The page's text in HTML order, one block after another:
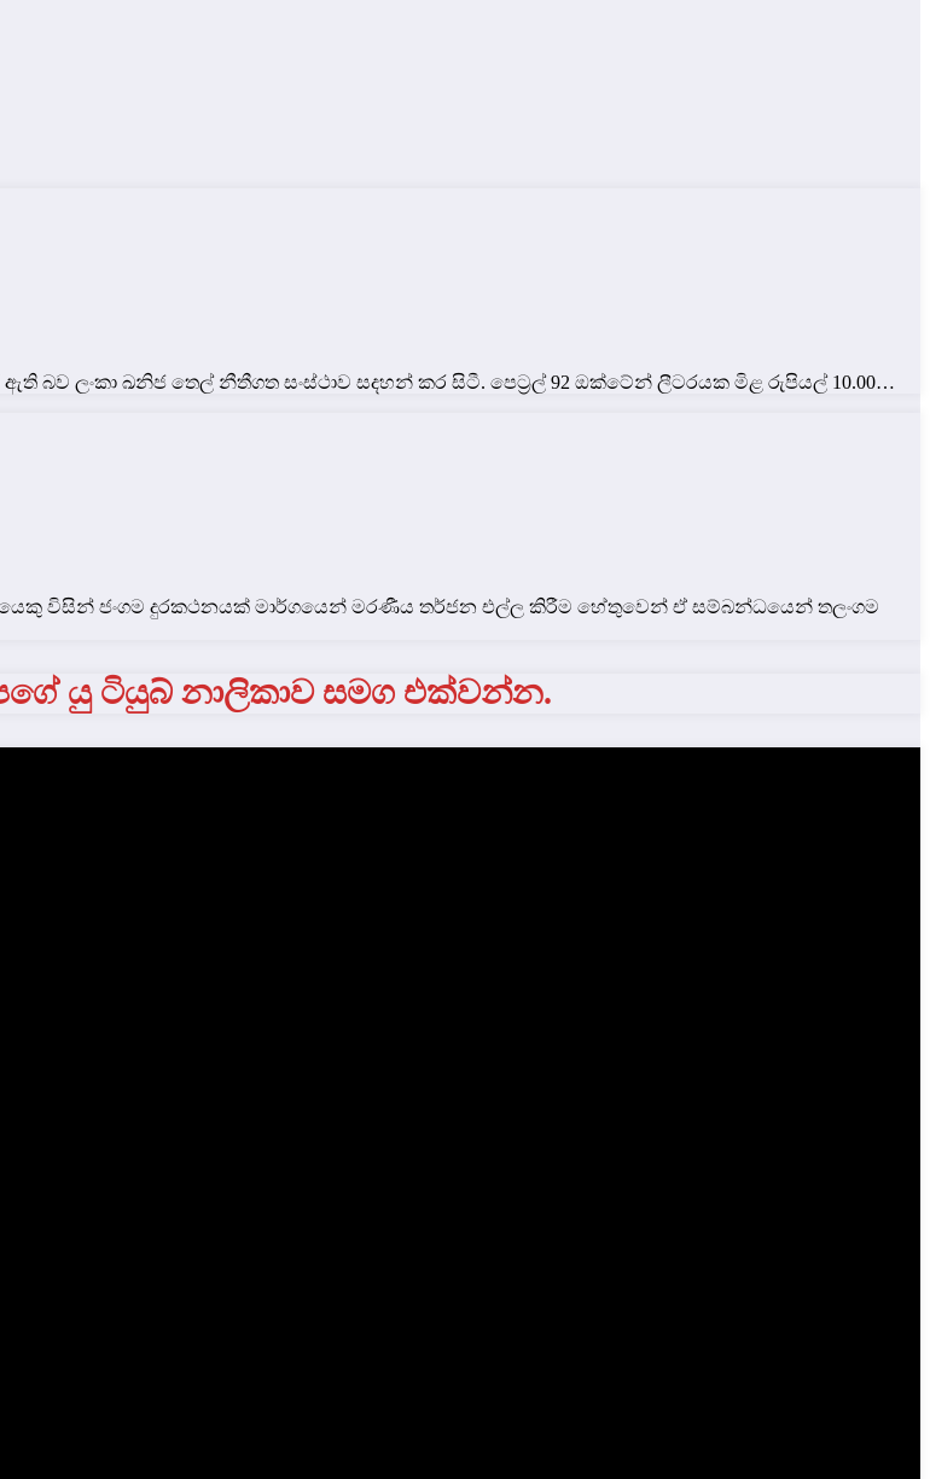
ඇති බව ලංකා ඛනිජ තෙල් නීතීගත සංස්ථාව සදහන් කර සිටී. පෙට්‍රල් 92 ඔක්ටේන් ලීටරයක මිළ රුපියල් 10.00…
විසින් ජංගම දුරකථනයක් මාර්ගයෙන් මරණීය තර්ජන එල්ල කිරීම හේතුවෙන් ඒ සම්බන්ධයෙන් තලංගම
යු ටියුබ් නාලිකාව සමග එක්වන්න.